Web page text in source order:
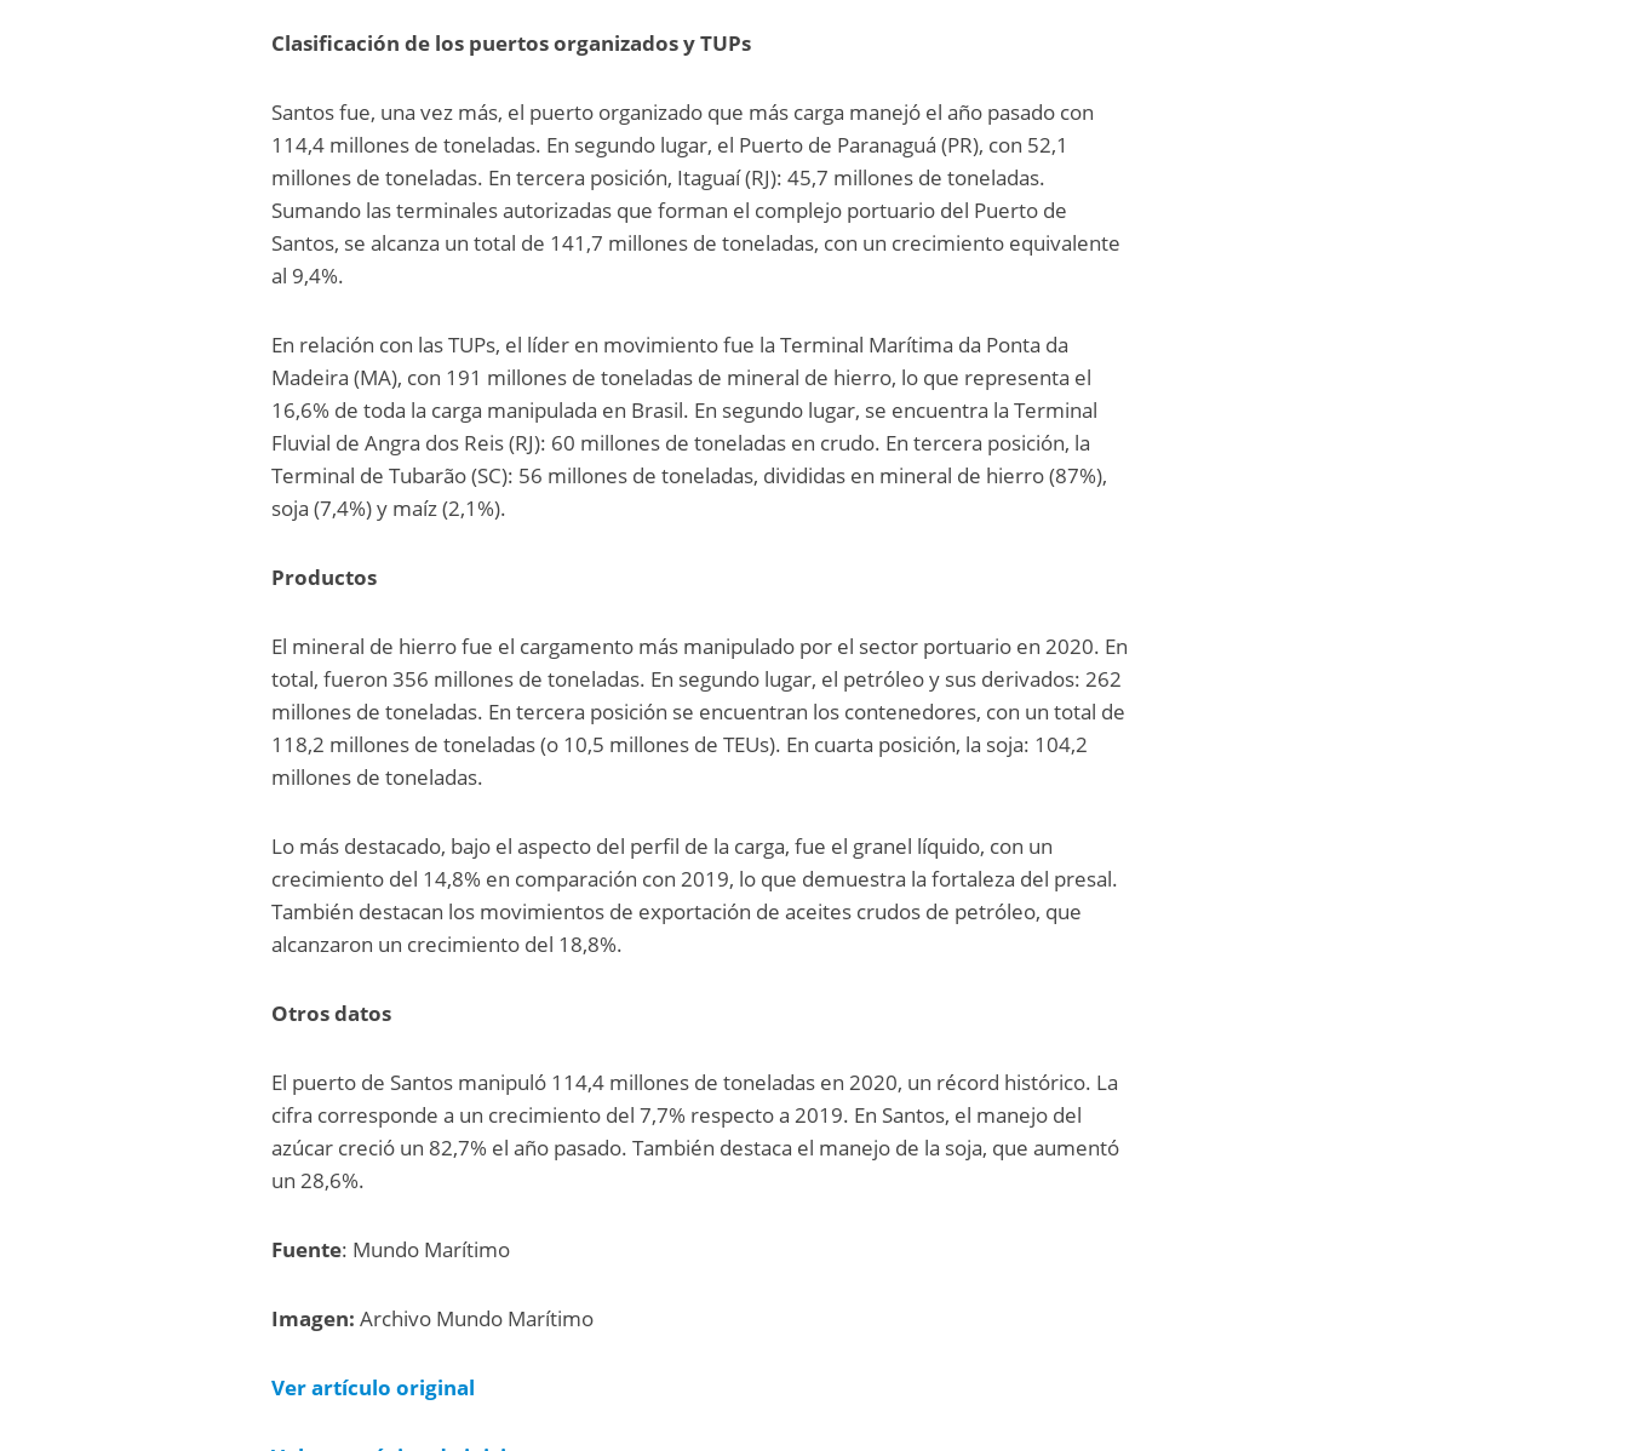
Clasificación de los puertos organizados y TUPs
Santos fue, una vez más, el puerto organizado que más carga manejó el año pasado con
114,4 millones de toneladas. En segundo lugar, el Puerto de Paranaguá (PR), con 52,1
millones de toneladas. En tercera posición, Itaguaí (RJ): 45,7 millones de toneladas.
Sumando las terminales autorizadas que forman el complejo portuario del Puerto de
Santos, se alcanza un total de 141,7 millones de toneladas, con un crecimiento equivalente
al 9,4%.
En relación con las TUPs, el líder en movimiento fue la Terminal Marítima da Ponta da
Madeira (MA), con 191 millones de toneladas de mineral de hierro, lo que representa el
16,6% de toda la carga manipulada en Brasil. En segundo lugar, se encuentra la Terminal
Fluvial de Angra dos Reis (RJ): 60 millones de toneladas en crudo. En tercera posición, la
Terminal de Tubarão (SC): 56 millones de toneladas, divididas en mineral de hierro (87%),
soja (7,4%) y maíz (2,1%).
Productos
El mineral de hierro fue el cargamento más manipulado por el sector portuario en 2020. En
total, fueron 356 millones de toneladas. En segundo lugar, el petróleo y sus derivados: 262
millones de toneladas. En tercera posición se encuentran los contenedores, con un total de
118,2 millones de toneladas (o 10,5 millones de TEUs). En cuarta posición, la soja: 104,2
millones de toneladas.
Lo más destacado, bajo el aspecto del perfil de la carga, fue el granel líquido, con un
crecimiento del 14,8% en comparación con 2019, lo que demuestra la fortaleza del presal.
También destacan los movimientos de exportación de aceites crudos de petróleo, que
alcanzaron un crecimiento del 18,8%.
Otros datos
El puerto de Santos manipuló 114,4 millones de toneladas en 2020, un récord histórico. La
cifra corresponde a un crecimiento del 7,7% respecto a 2019. En Santos, el manejo del
azúcar creció un 82,7% el año pasado. También destaca el manejo de la soja, que aumentó
un 28,6%.
Fuente: Mundo Marítimo
Imagen:Archivo Mundo Marítimo
Ver artículooriginal